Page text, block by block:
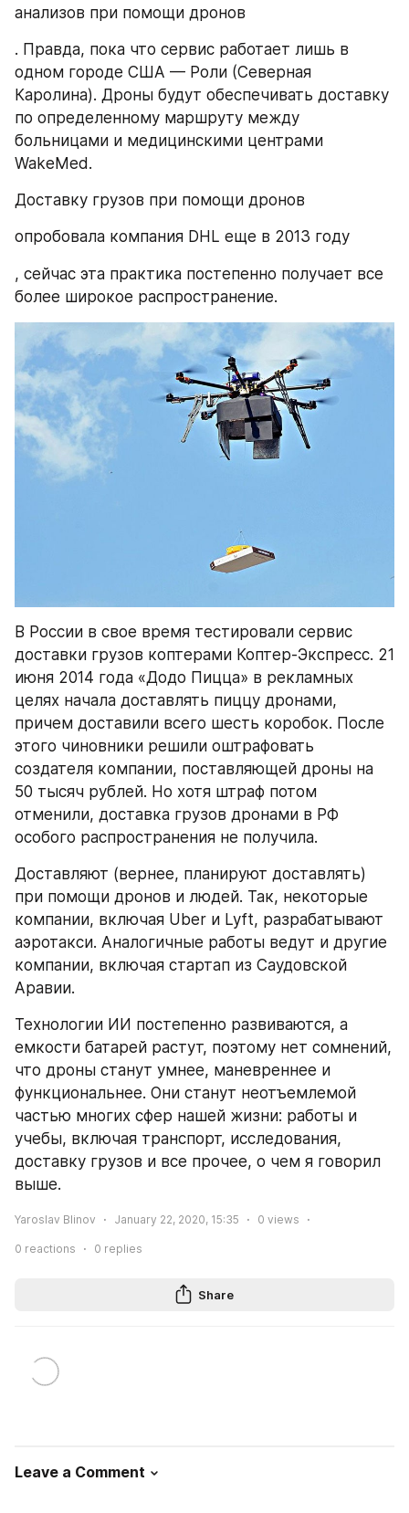
анализов при помощи дронов
. Правда, пока что сервис работает лишь в
одном городе США — Роли (Северная
Каролина). Дроны будут обеспечивать доставку
по определенному маршруту между
больницами и медицинскими центрами
WakeMed.
Доставку грузов при помощи дронов
опробовала компания DHL еще в 2013 году
, сейчас эта практика постепенно получает все
более широкое распространение.
В России в свое время тестировали сервис
доставки грузов коптерами Коптер-Экспресс. 21
июня 2014 года «Додо Пицца» в рекламных
целях начала доставлять пиццу дронами,
причем доставили всего шесть коробок. После
этого чиновники решили оштрафовать
создателя компании, поставляющей дроны на
50 тысяч рублей. Но хотя штраф потом
отменили, доставка грузов дронами в РФ
особого распространения не получила.
Доставляют (вернее, планируют доставлять)
при помощи дронов и людей. Так, некоторые
компании, включая Uber и Lyft, разрабатывают
аэротакси. Аналогичные работы ведут и другие
компании, включая стартап из Саудовской
Аравии.
Технологии ИИ постепенно развиваются, а
емкости батарей растут, поэтому нет сомнений,
что дроны станут умнее, маневреннее и
функциональнее. Они станут неотъемлемой
частью многих сфер нашей жизни: работы и
учебы, включая транспорт, исследования,
доставку грузов и все прочее, о чем я говорил
выше.
Yaroslav Blinov January 22, 2020, 15:35 0 views
0 reactions 0 replies
Share
Leave a Comment